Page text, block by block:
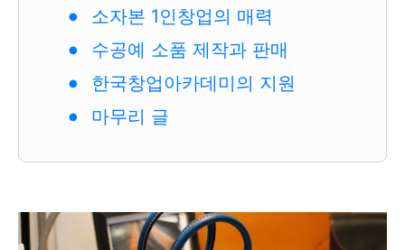
소자본 1인창업의 매력
수공예 소품 제작과 판매
한국창업아카데미의 지원
마무리 글